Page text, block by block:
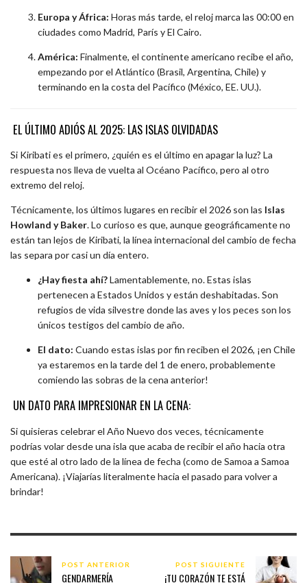
Europa y África: Horas más tarde, el reloj marca las 00:00 en
ciudades como Madrid, París y El Cairo.
América: Finalmente, el continente americano recibe el año,
empezando por el Atlántico (Brasil, Argentina, Chile) y
terminando en la costa del Pacífico (México, EE. UU.).
EL ÚLTIMO ADIÓS AL 2025: LAS ISLAS OLVIDADAS
Si Kiribati es el primero, ¿quién es el último en apagar la luz? La
respuesta nos lleva de vuelta al Océano Pacífico, pero al otro
extremo del reloj.
Técnicamente, los últimos lugares en recibir el 2026 son las Islas
Howland y Baker. Lo curioso es que, aunque geográficamente no
están tan lejos de Kiribati, la línea internacional del cambio de fecha
las separa por casi un día entero.
¿Hay fiesta ahí?Lamentablemente, no. Estas islas
pertenecen a Estados Unidos y están deshabitadas. Son
refugios de vida silvestre donde las aves y los peces son los
únicos testigos del cambio de año.
El dato: Cuando estas islas por fin reciben el 2026, ¡en Chile
ya estaremos en la tarde del 1 de enero, probablemente
comiendo las sobras de la cena anterior!
UN DATO PARA IMPRESIONAR EN LA CENA:
Si quisieras celebrar el Año Nuevo dos veces, técnicamente
podrías volar desde una isla que acaba de recibir el año hacia otra
que esté al otro lado de la línea de fecha (como de Samoa a Samoa
Americana). ¡Viajarías literalmente hacia el pasado para volver a
brindar!
POST ANTERIOR
GENDARMERÍA
POST SIGUIENTE
¡TU CORAZÓN TE ESTÁ